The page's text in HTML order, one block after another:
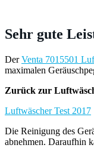
Sehr gute
DerVenta 7015501
maximalen
Zurück zur
Luftwäscher Test 2017
Die Reinigung des
abnehmen. Daraufhin